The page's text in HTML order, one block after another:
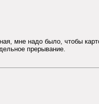
мне надо было, чтобы
прерывание.